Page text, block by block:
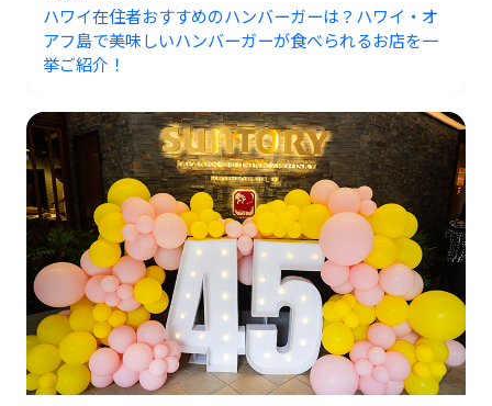
ハワイ在住者おすすめのハンバーガーは？ハワイ・オ
アフ島で美味しいハンバーガーが食べられるお店を一
挙ご紹介！